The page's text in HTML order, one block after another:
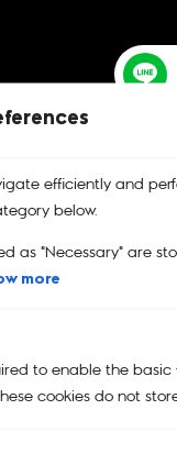
efficiently and
below.
as "Necessary" are
more
to enable the
cookies do not
บริการคืนสินค้า
เปลี่ยนและคืนสินค้าได้ง่าย
Main Menu